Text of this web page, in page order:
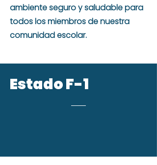
ambiente seguro y saludable para
todos los miembros de nuestra
comunidad escolar.
Estado F-1